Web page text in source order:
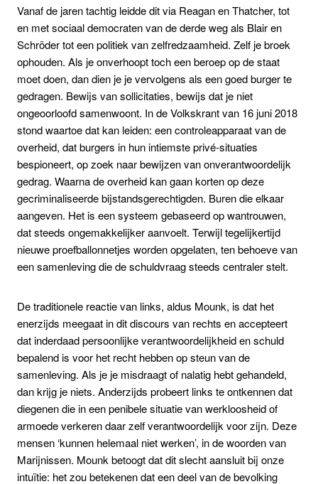
Vanaf de jaren tachtig leidde dit via Reagan en Thatcher, tot
en met sociaal democraten van de derde weg als Blair en
Schröder tot een politiek van zelfredzaamheid. Zelf je broek
ophouden. Als je onverhoopt toch een beroep op de staat
moet doen, dan dien je je vervolgens als een goed burger te
gedragen. Bewijs van sollicitaties, bewijs dat je niet
ongeoorloofd samenwoont. In de Volkskrant van 16 juni 2018
stond waartoe dat kan leiden: een controleapparaat van de
overheid, dat burgers in hun intiemste privé-situaties
bespioneert, op zoek naar bewijzen van onverantwoordelijk
gedrag. Waarna de overheid kan gaan korten op deze
gecriminaliseerde bijstandsgerechtigden. Buren die elkaar
aangeven. Het is een systeem gebaseerd op wantrouwen,
dat steeds ongemakkelijker aanvoelt. Terwijl tegelijkertijd
nieuwe proefballonnetjes worden opgelaten, ten behoeve van
een samenleving die de schuldvraag steeds centraler stelt.
De traditionele reactie van links, aldus Mounk, is dat het
enerzijds meegaat in dit discours van rechts en accepteert
dat inderdaad persoonlijke verantwoordelijkheid en schuld
bepalend is voor het recht hebben op steun van de
samenleving. Als je je misdraagt of nalatig hebt gehandeld,
dan krijg je niets. Anderzijds probeert links te ontkennen dat
diegenen die in een penibele situatie van werkloosheid of
armoede verkeren daar zelf verantwoordelijk voor zijn. Deze
mensen ‘kunnen helemaal niet werken’, in de woorden van
Marijnissen. Mounk betoogt dat dit slecht aansluit bij onze
intuïtie: het zou betekenen dat een deel van de bevolking